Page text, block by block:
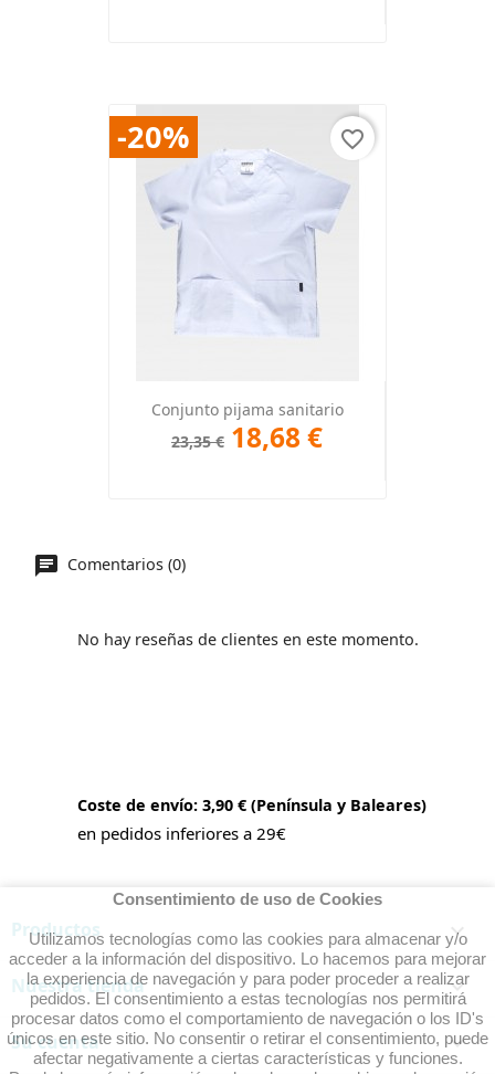
Conjunto pijama sanitario
23,35 € 18,68 €
-20% favorite_border
Comentarios (0)
No hay reseñas de clientes en este momento.
Coste de envío: 3,90 € (Península y Baleares)
en pedidos inferiores a 29€
Productos 
Nuestra tienda 
Su cuenta 
Consentimiento de uso de Cookies
Utilizamos tecnologías como las cookies para almacenar y/o
acceder a la información del dispositivo. Lo hacemos para mejorar
la experiencia de navegación y para poder proceder a realizar
pedidos. El consentimiento a estas tecnologías nos permitirá
procesar datos como el comportamiento de navegación o los ID's
únicos en este sitio. No consentir o retirar el consentimiento, puede
afectar negativamente a ciertas características y funciones.